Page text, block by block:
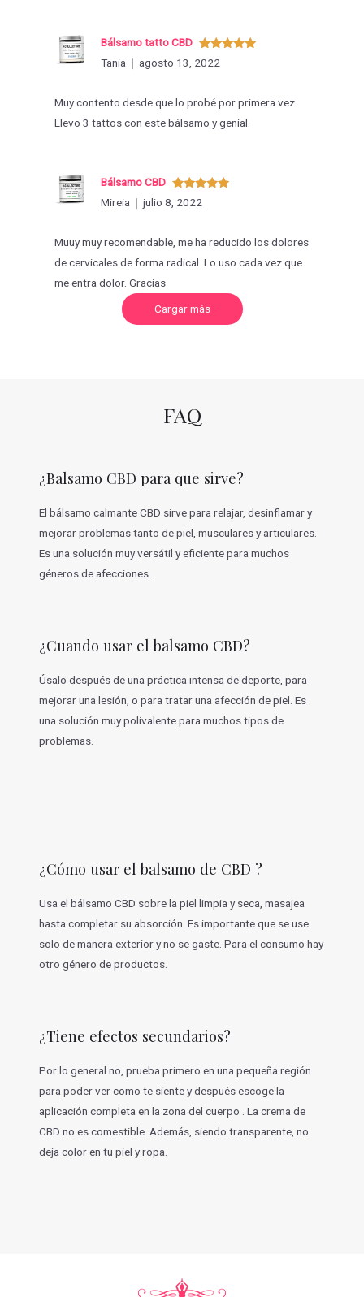
Valorado
con
Bálsamo tatto CBD
Tania
agosto 13, 2022
Muy contento desde que lo probé por primera vez.
Llevo 3 tattos con este bálsamo y genial.
Valorado
con5de 5
Bálsamo CBD
Mireia
julio 8, 2022
Muuy muy recomendable, me ha reducido los dolores
de cervicales de forma radical. Lo uso cada vez que
me entra dolor. Gracias
Cargar másC
r
i
o
e
s
FAQ
¿Balsamo CBD para que sirve?
El bálsamo calmante CBD sirve para relajar, desinflamar y
mejorar problemas tanto de piel, musculares y articulares.
Es una solución muy versátil y eficiente para muchos
géneros de afecciones.
¿Cuando usar el balsamo CBD?
Úsalo después de una práctica intensa de deporte, para
mejorar una lesión, o para tratar una afección de piel. Es
una solución muy polivalente para muchos tipos de
problemas.
¿Cómo usar el balsamo de CBD ?
Usa el bálsamo CBD sobre la piel limpia y seca, masajea
hasta completar su absorción. Es importante que se use
solo de manera exterior y no se gaste. Para el consumo hay
otro género de productos.
¿Tiene efectos secundarios?
Por lo general no, prueba primero en una pequeña región
para poder ver como te siente y después escoge la
aplicación completa en la zona del cuerpo . La crema de
CBD no es comestible. Además, siendo transparente, no
deja color en tu piel y ropa.